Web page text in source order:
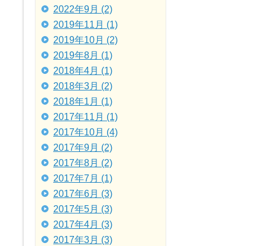
2022年9月 (2)
2019年11月 (1)
2019年10月 (2)
2019年8月 (1)
2018年4月 (1)
2018年3月 (2)
2018年1月 (1)
2017年11月 (1)
2017年10月 (4)
2017年9月 (2)
2017年8月 (2)
2017年7月 (1)
2017年6月 (3)
2017年5月 (3)
2017年4月 (3)
2017年3月 (3)